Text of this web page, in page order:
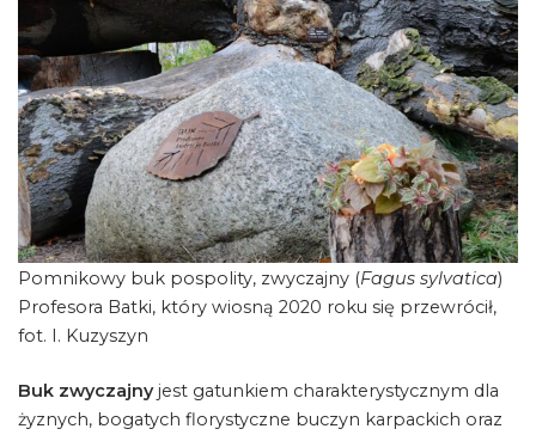
Pomnikowy buk pospolity, zwyczajny (Fagus sylvatica)
Profesora Batki, który wiosną 2020 roku się przewrócił,
fot. I. Kuzyszyn
Buk zwyczajnyjest gatunkiem charakterystycznym dla
żyznych, bogatych florystyczne buczyn karpackich oraz